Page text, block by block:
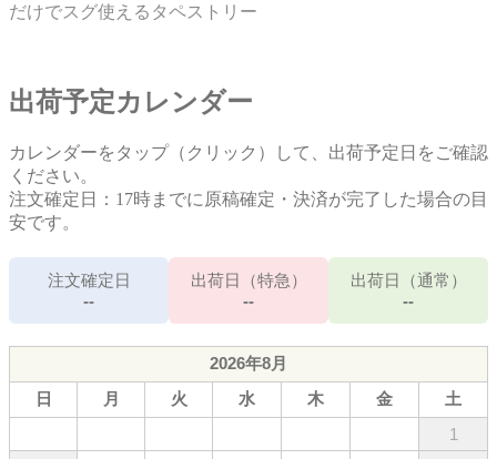
だけでスグ使えるタペストリー
出荷予定カレンダー
カレンダーをタップ（クリック）して、出荷予定日をご確認
ください。
注文確定日：17時までに原稿確定・決済が完了した場合の目
安です。
注文確定日
--
出荷日（特急）
--
出荷日（通常）
--
2026年8月
日
月 火 水 木 金
土
1